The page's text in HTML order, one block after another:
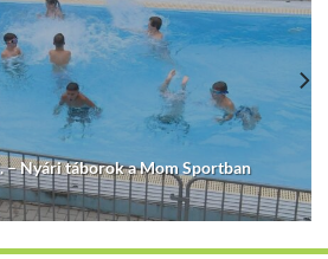
– Nyári táborok a Mom Sportban